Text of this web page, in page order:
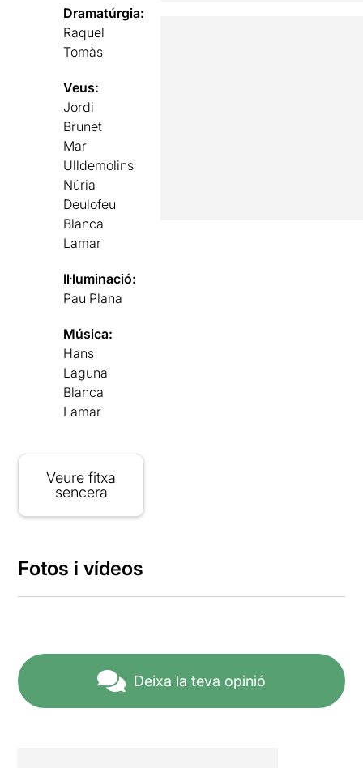
Dramatúrgia:
Raquel
Tomàs
Veus:
Jordi
Brunet
Mar
Ulldemolins
Núria
Deulofeu
Blanca
Lamar
Il·luminació:
Pau Plana
Música:
Hans
Laguna
Blanca
Lamar
Veure fitxa
sencera
Fotos i vídeos
Deixa la teva opinió